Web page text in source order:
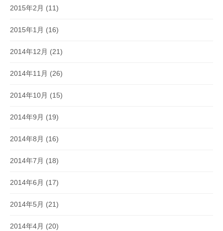
2015年2月 (11)
2015年1月 (16)
2014年12月 (21)
2014年11月 (26)
2014年10月 (15)
2014年9月 (19)
2014年8月 (16)
2014年7月 (18)
2014年6月 (17)
2014年5月 (21)
2014年4月 (20)